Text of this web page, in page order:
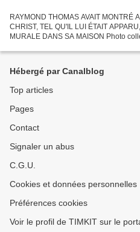
RAYMOND THOMAS AVAIT MONTRÉ
CHRIST, TEL QU'IL LUI ÉTAIT
MURALE DANS SA MAISON Photo
Hébergé par Canalblog
Top articles
Pages
Contact
Signaler un abus
C.G.U.
Cookies et données personnelles
Préférences cookies
Voir le profil de TIMKIT sur le